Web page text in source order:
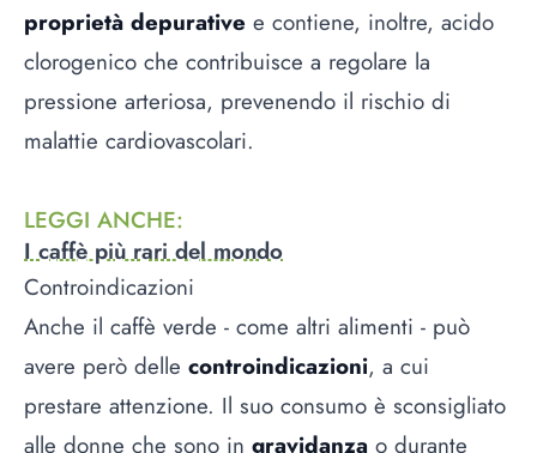
proprietà depurative e contiene, inoltre, acido
clorogenico che contribuisce a regolare la
pressione arteriosa, prevenendo il rischio di
malattie cardiovascolari.
LEGGI ANCHE:
I caffè più rari del mondo
Controindicazioni
Anche il caffè verde - come altri alimenti - può
avere però delle controindicazioni, a cui
prestare attenzione. Il suo consumo è sconsigliato
alle donne che sono in gravidanza o durante